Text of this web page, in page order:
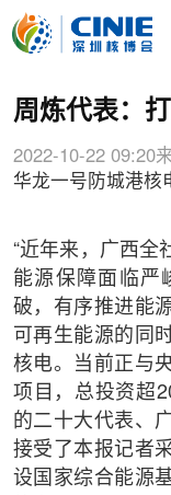
周炼代表：
2022-10-22 09:20
华龙一号 防城港核
“近年来，广西全
能源保障面临严
破，有序推进能
可再生能源的同
核电。当前正与
项目，总投资超
的二十大代表、
接受了本报记者
设国家综合能源